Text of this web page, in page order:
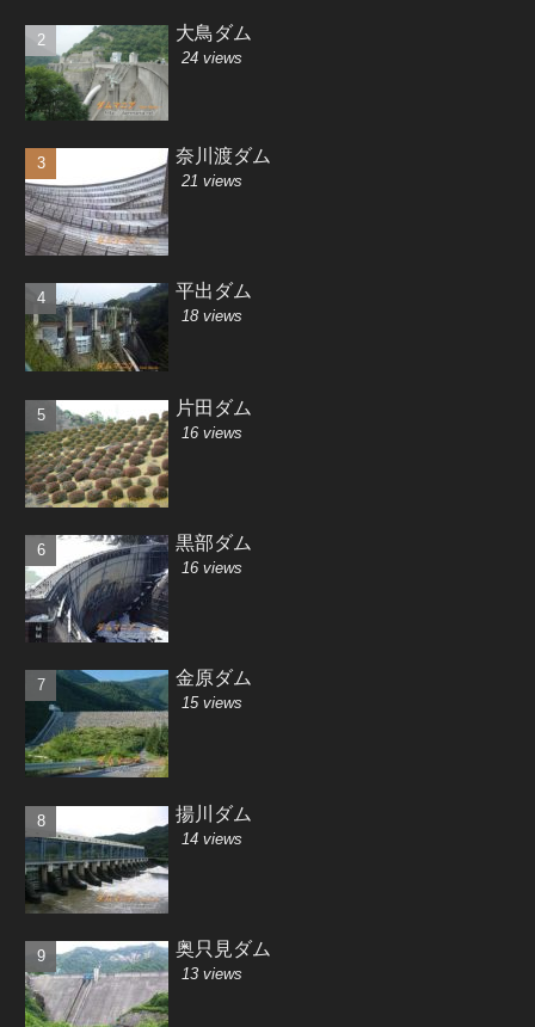
大鳥ダム
24 views
奈川渡ダム
21 views
平出ダム
18 views
片田ダム
16 views
黒部ダム
16 views
金原ダム
15 views
揚川ダム
14 views
奥只見ダム
13 views